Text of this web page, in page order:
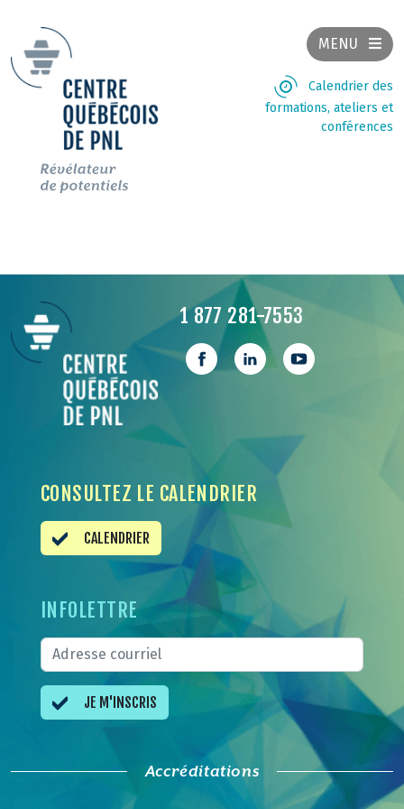
MENU
Calendrier des
formations, ateliers et
conférences
1 877 281-7553
CONSULTEZ LE CALENDRIER
CALENDRIER
INFOLETTRE
JE M'INSCRIS
Accréditations